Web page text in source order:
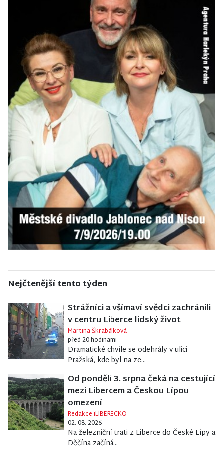
Nejčtenější tento týden
Strážníci a všímaví svědci zachránili
v centru Liberce lidský život
Martina Škrabálková
před 20 hodinami
Dramatické chvíle se odehrály v ulici
Pražská, kde byl na ze...
Od pondělí 3. srpna čeká na cestující
mezi Libercem a Českou Lípou
omezení
Redakce iLIBERECKO
02. 08. 2026
Na železniční trati z Liberce do České Lípy a
Děčína začíná...